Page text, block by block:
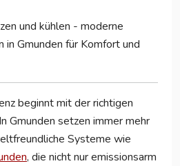
und kühlen - moderne
Gmunden für Komfort und
beginnt mit der richtigen
Gmunden setzen immer mehr
Systeme wie
, die nicht nur emissionsarm